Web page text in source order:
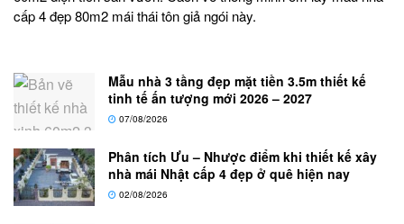
cấp 4 đẹp 80m2 mái thái tôn giả ngói này.
Mẫu nhà 3 tầng đẹp mặt tiền 3.5m thiết kế
tinh tế ấn tượng mới 2026 – 2027
07/08/2026
Phân tích Ưu – Nhược điểm khi thiết kế xây
nhà mái Nhật cấp 4 đẹp ở quê hiện nay
02/08/2026